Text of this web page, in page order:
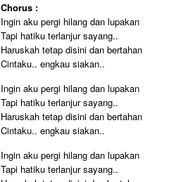
Chorus :
Ingin aku pergi hilang dan lupakan
Tapi hatiku terlanjur sayang..
Haruskah tetap disini dan bertahan
Cintaku.. engkau siakan..
Ingin aku pergi hilang dan lupakan
Tapi hatiku terlanjur sayang..
Haruskah tetap disini dan bertahan
Cintaku.. engkau siakan..
Ingin aku pergi hilang dan lupakan
Tapi hatiku terlanjur sayang..